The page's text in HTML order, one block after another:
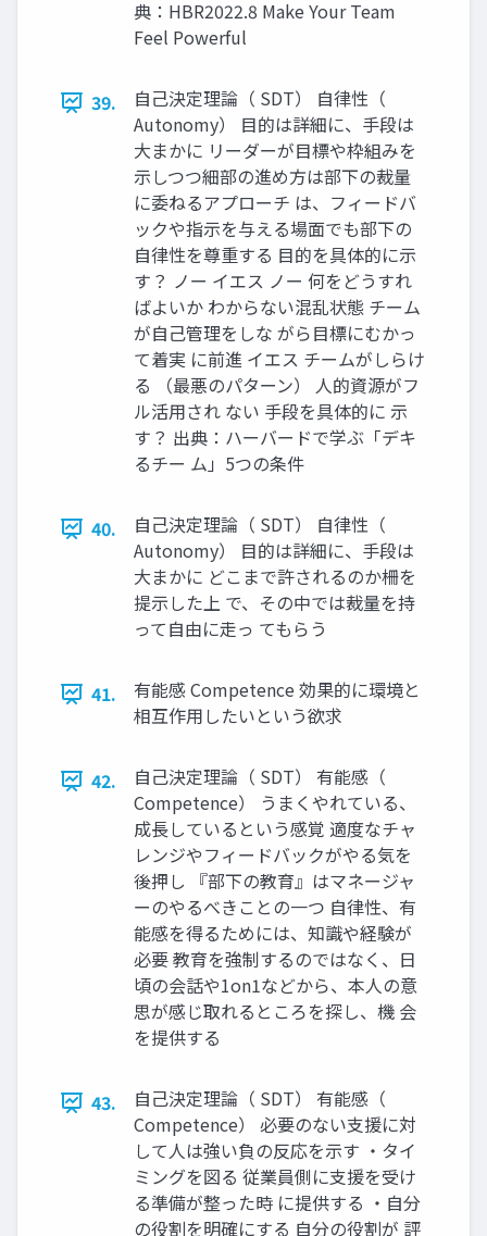
典：HBR2022.8 Make Your Team
Feel Powerful
39.
自己決定理論（ SDT） 自律性（
Autonomy） 目的は詳細に、手段は
大まかに リーダーが目標や枠組みを
示しつつ細部の進め方は部下の裁量
に委ねるアプローチ は、フィードバ
ックや指示を与える場面でも部下の
自律性を尊重する 目的を具体的に示
す？ ノー イエス ノー 何をどうすれ
ばよいか わからない混乱状態 チーム
が自己管理をしな がら目標にむかっ
て着実 に前進 イエス チームがしらけ
る （最悪のパターン） 人的資源がフ
ル活用され ない 手段を具体的に 示
す？ 出典：ハーバードで学ぶ「デキ
るチー ム」5つの条件
40.
自己決定理論（ SDT） 自律性（
Autonomy） 目的は詳細に、手段は
大まかに どこまで許されるのか柵を
提示した上 で、その中では裁量を持
って自由に走っ てもらう
41.
有能感 Competence 効果的に環境と
相互作用したいという欲求
42.
自己決定理論（ SDT） 有能感（
Competence） うまくやれている、
成長しているという感覚 適度なチャ
レンジやフィードバックがやる気を
後押し 『部下の教育』はマネージャ
ーのやるべきことの一つ 自律性、有
能感を得るためには、知識や経験が
必要 教育を強制するのではなく、日
頃の会話や1on1などから、本人の意
思が感じ取れるところを探し、機 会
を提供する
43.
自己決定理論（ SDT） 有能感（
Competence） 必要のない支援に対
して人は強い負の反応を示す ・タイ
ミングを図る 従業員側に支援を受け
る準備が整った時 に提供する ・自分
の役割を明確にする 自分の役割が 評